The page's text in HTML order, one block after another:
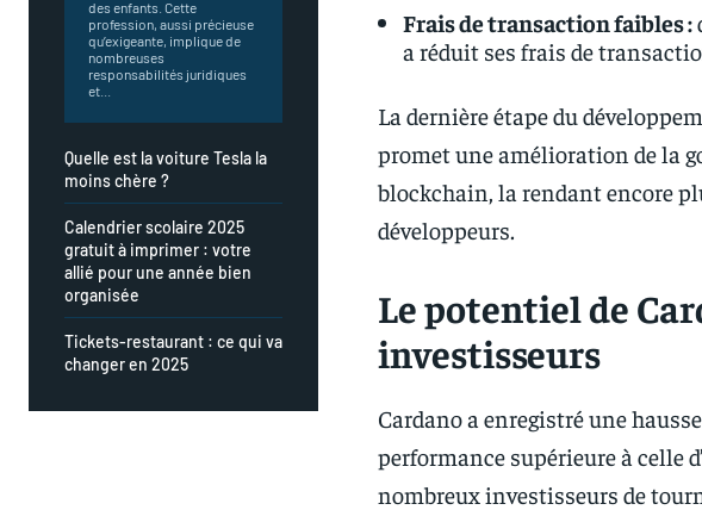
des enfants. Cette
profession, aussi précieuse
qu’exigeante, implique de
nombreuses
responsabilités juridiques
et...
Quelle est la voiture Tesla la
moins chère ?
Calendrier scolaire 2025
gratuit à imprimer : votre
allié pour une année bien
organisée
Tickets-restaurant : ce qui va
changer en 2025
Frais de transaction faibles :
a réduit ses frais de
La dernière étape du
promet une amélioration de la
blockchain, la rendant encore
développeurs.
Le potentiel de
investisseurs
Cardano a enregistré une
performance supérieure à celle
nombreux investisseurs de